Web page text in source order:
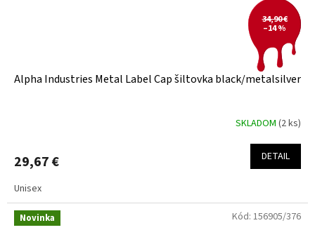
34,90 €
–14 %
Alpha Industries Metal Label Cap šiltovka black/metalsilver
SKLADOM (2 ks)
29,67 € DETAIL
Unisex
Novinka Kód: 156905/376